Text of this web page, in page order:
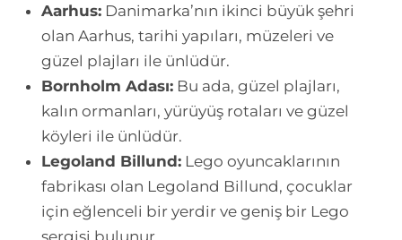
Aarhus: Danimarka’nın ikinci büyük şehri
olan Aarhus, tarihi yapıları, müzeleri ve
güzel plajları ile ünlüdür.
Bornholm Adası: Bu ada, güzel plajları,
kalın ormanları, yürüyüş rotaları ve güzel
köyleri ile ünlüdür.
Legoland Billund: Lego oyuncaklarının
fabrikası olan Legoland Billund, çocuklar
için eğlenceli bir yerdir ve geniş bir Lego
sergisi bulunur.